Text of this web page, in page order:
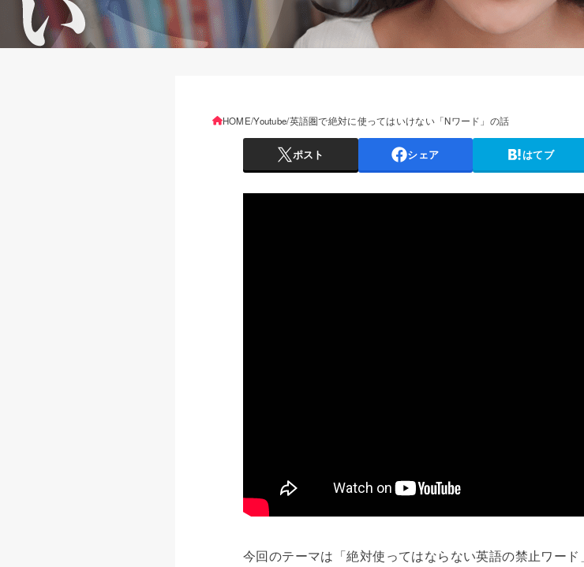
HOME Youtube 英語圏で絶対に使ってはいけない「Nワード」の話
ポスト シェア はてブ
今回のテーマは「絶対使ってはならない英語の禁止ワー